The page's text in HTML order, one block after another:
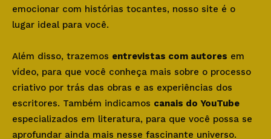
emocionar com histórias tocantes, nosso site é o
lugar ideal para você.
Além disso, trazemos entrevistas com autores em
vídeo, para que você conheça mais sobre o processo
criativo por trás das obras e as experiências dos
escritores. Também indicamos canais do YouTube
especializados em literatura, para que você possa se
aprofundar ainda mais nesse fascinante universo.